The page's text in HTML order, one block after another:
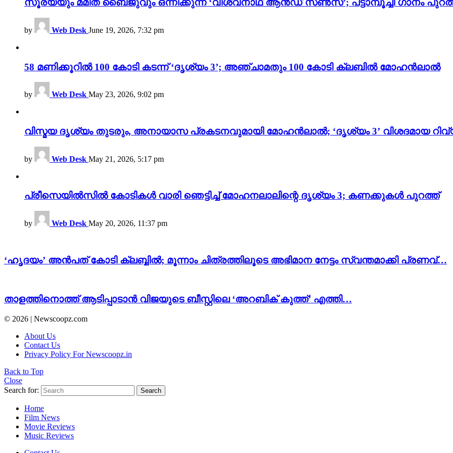
സൂര്യയും മമിത ബൈജുവും ഒന്നിക്കുന്ന ‘വിശ്വനാഥ് ആൻഡ് സൺസ്’; പട്ടാമ്പൂച്ചി ഗാനം
by Web Desk June 19, 2026, 7:32 pm
58 മണിക്കൂറിൽ 100 കോടി കടന്ന് ‘ദൃശ്യം 3’; അഞ്ചാമതും 100 കോടി ക്ലബിൽ മോഹൻലാൽ
by Web Desk May 23, 2026, 9:02 pm
വിസ്മയ ദൃശ്യം തുടരും, അനായാസ പ്രകടനവുമായി മോഹൻലാൽ; ‘ദൃശ്യം 3’ വിശദമായ
by Web Desk May 21, 2026, 5:17 pm
പ്രീസെയിൽസിൽ കോടികൾ വാരി ഞെട്ടിച്ച് മോഹനലാലിന്റെ ദൃശ്യം 3; കണക്കുകൾ പുറത്ത്
by Web Desk May 20, 2026, 11:37 pm
‘ഹൃദയം’ അൻപത് കോടി ക്ലബ്ബിൽ; മൂന്നാം ചിത്രത്തിലൂടെ അഭിമാന നേട്ടം സ്വന്തമാക്കി പ്രണവ്…
താളത്തിനൊത്ത് ആടിപ്പാടാൻ വിജയുടെ ബീസ്റ്റിലെ ‘അറബിക് കുത്ത്’ എത്തി…
© 2026 | Newscoopz.com
About Us
Contact Us
Privacy Policy For Newscoopz.in
Back to Top
Close
Search for:
Search
Home
Film News
Movie Reviews
Music Reviews